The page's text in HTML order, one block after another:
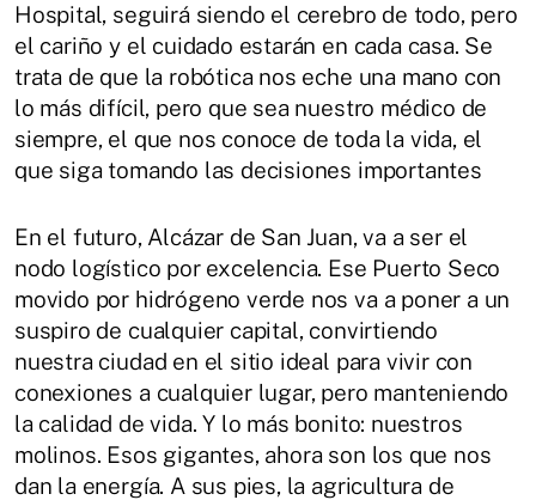
Hospital, seguirá siendo el cerebro de todo, pero
el cariño y el cuidado estarán en cada casa. Se
trata de que la robótica nos eche una mano con
lo más difícil, pero que sea nuestro médico de
siempre, el que nos conoce de toda la vida, el
que siga tomando las decisiones importantes
En el futuro, Alcázar de San Juan, va a ser el
nodo logístico por excelencia. Ese Puerto Seco
movido por hidrógeno verde nos va a poner a un
suspiro de cualquier capital, convirtiendo
nuestra ciudad en el sitio ideal para vivir con
conexiones a cualquier lugar, pero manteniendo
la calidad de vida. Y lo más bonito: nuestros
molinos. Esos gigantes, ahora son los que nos
dan la energía. A sus pies, la agricultura de